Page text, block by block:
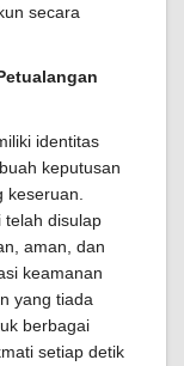
secara
identitas
keputusan
telah disulap
aman, dan
keamanan
yang tiada
berbagai
setiap detik